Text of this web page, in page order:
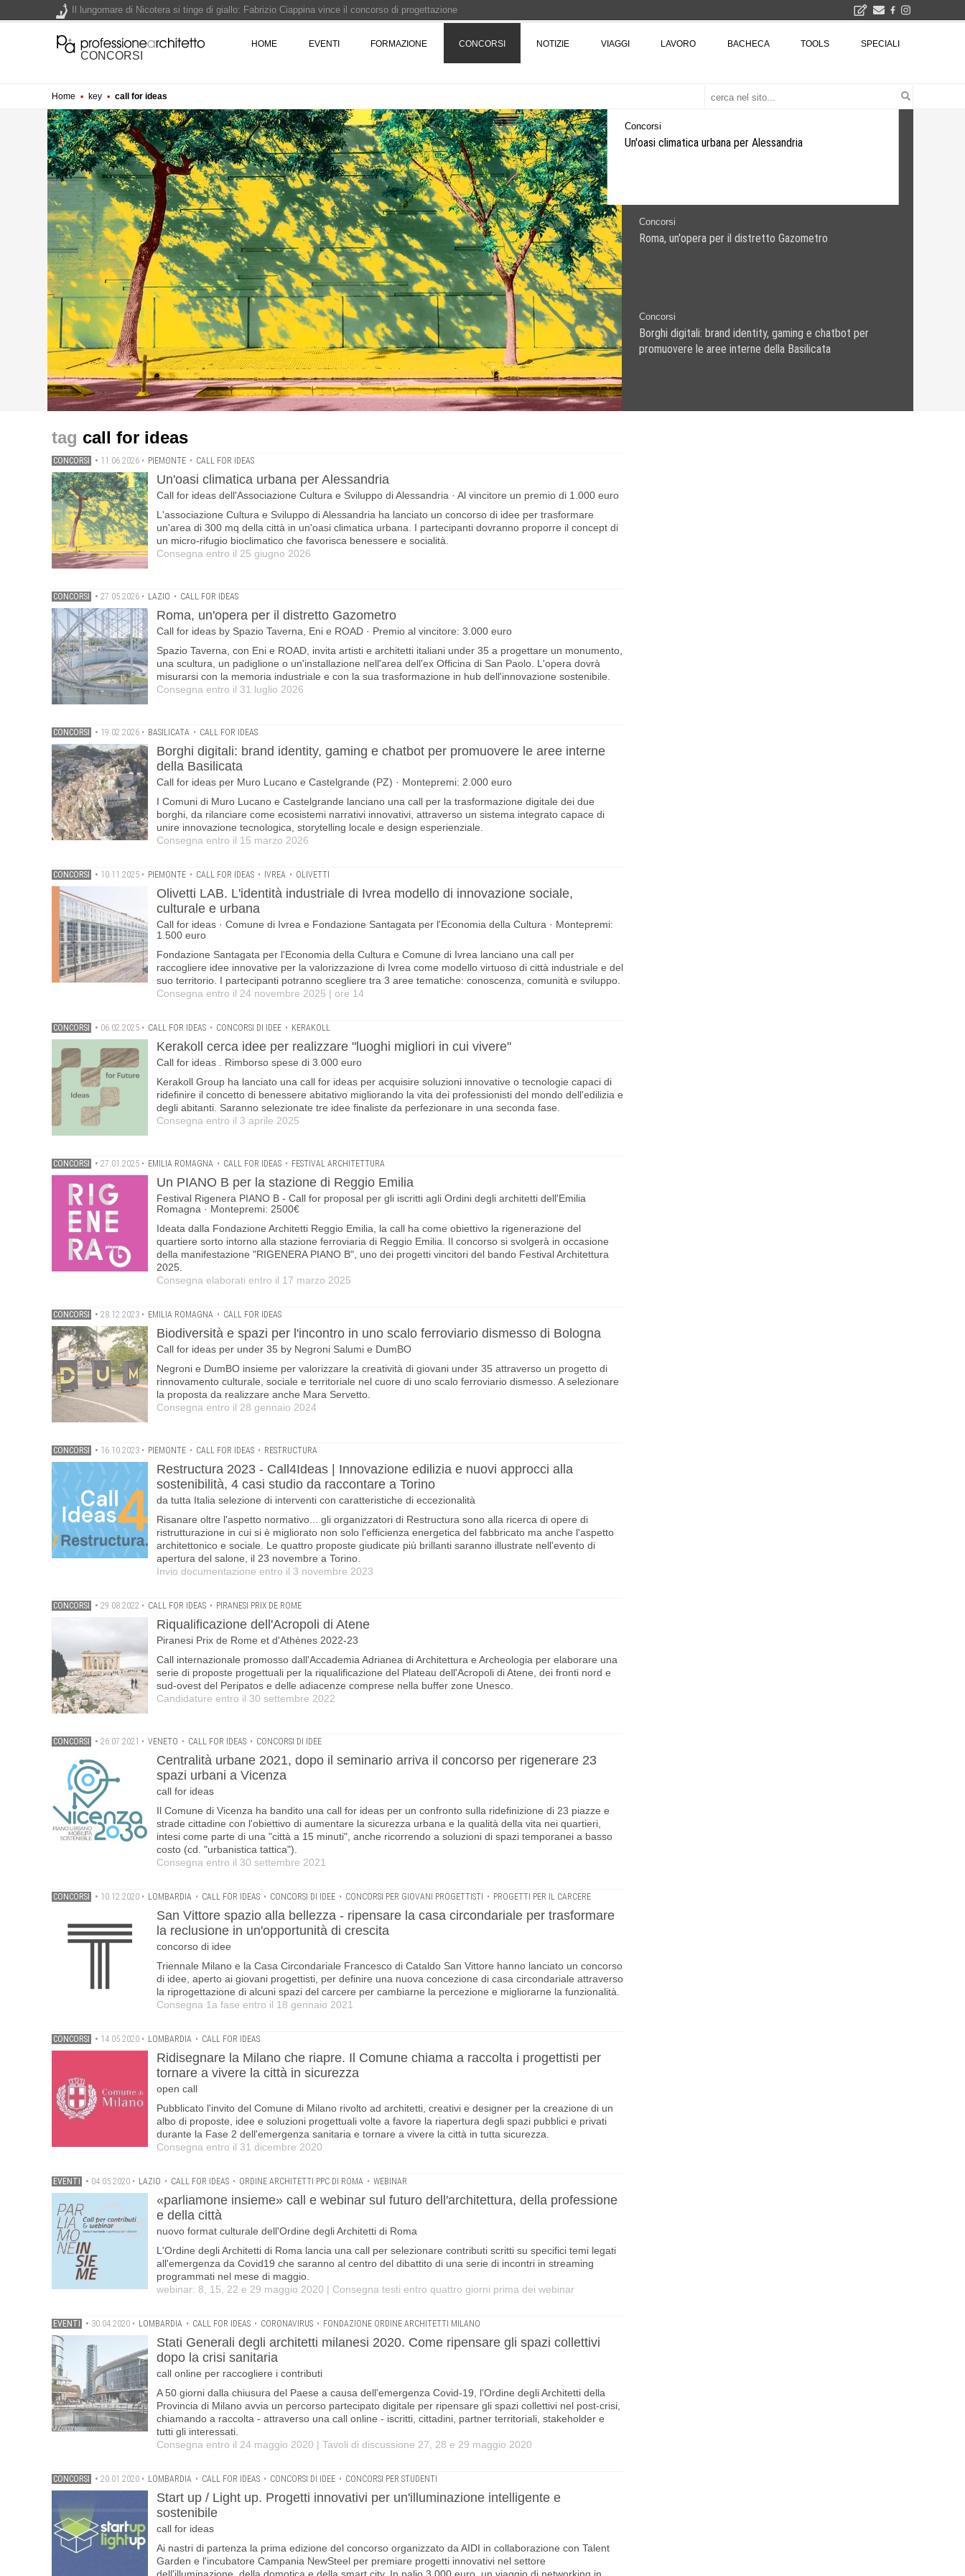
CONCORSI
HOME EVENTI FORMAZIONE CONCORSI NOTIZIE VIAGGI LAVORO BACHECA TOOLS SPECIALI
Home ▪ key ▪ call for ideas
vincitore un premio di 1.000 euro
3.000 euro
Muro Lucano e Castelgrande (PZ) · Montepremi: 2.000 euro
Concorsi
Un'oasi climatica urbana per Alessandria
Concorsi
Roma, un'opera per il distretto Gazometro
Concorsi
Borghi digitali: brand identity, gaming e chatbot per
promuovere le aree interne della Basilicata
call for ideas
CONCORSI • 11.06.2026 • PIEMONTE • CALL FOR IDEAS
Un'oasi climatica urbana per Alessandria
Call for ideas dell'Associazione Cultura e Sviluppo di Alessandria · Al vincitore un premio di 1.000 euro
L'associazione Cultura e Sviluppo di Alessandria ha lanciato un concorso di idee per trasformare
un'area di 300 mq della città in un'oasi climatica urbana. I partecipanti dovranno proporre il concept di
un micro-rifugio bioclimatico che favorisca benessere e socialità.
Consegna entro il 25 giugno 2026
CONCORSI • 27.05.2026 • LAZIO • CALL FOR IDEAS
Roma, un'opera per il distretto Gazometro
Call for ideas by Spazio Taverna, Eni e ROAD · Premio al vincitore: 3.000 euro
Spazio Taverna, con Eni e ROAD, invita artisti e architetti italiani under 35 a progettare un monumento,
una scultura, un padiglione o un'installazione nell'area dell'ex Officina di San Paolo. L'opera dovrà
misurarsi con la memoria industriale e con la sua trasformazione in hub dell'innovazione sostenibile.
Consegna entro il 31 luglio 2026
CONCORSI • 19.02.2026 • BASILICATA • CALL FOR IDEAS
Borghi digitali: brand identity, gaming e chatbot per promuovere le aree interne
della Basilicata
Call for ideas per Muro Lucano e Castelgrande (PZ) · Montepremi: 2.000 euro
I Comuni di Muro Lucano e Castelgrande lanciano una call per la trasformazione digitale dei due
borghi, da rilanciare come ecosistemi narrativi innovativi, attraverso un sistema integrato capace di
unire innovazione tecnologica, storytelling locale e design esperienziale.
Consegna entro il 15 marzo 2026
CONCORSI • 10.11.2025 • PIEMONTE • CALL FOR IDEAS • IVREA • OLIVETTI
Olivetti LAB. L'identità industriale di Ivrea modello di innovazione sociale,
culturale e urbana
Call for ideas · Comune di Ivrea e Fondazione Santagata per l'Economia della Cultura · Montepremi:
1.500 euro
Fondazione Santagata per l'Economia della Cultura e Comune di Ivrea lanciano una call per
raccogliere idee innovative per la valorizzazione di Ivrea come modello virtuoso di città industriale e del
suo territorio. I partecipanti potranno scegliere tra 3 aree tematiche: conoscenza, comunità e sviluppo.
Consegna entro il 24 novembre 2025 | ore 14
CONCORSI • 06.02.2025 • CALL FOR IDEAS • CONCORSI DI IDEE • KERAKOLL
Kerakoll cerca idee per realizzare "luoghi migliori in cui vivere"
Call for ideas . Rimborso spese di 3.000 euro
Kerakoll Group ha lanciato una call for ideas per acquisire soluzioni innovative o tecnologie capaci di
ridefinire il concetto di benessere abitativo migliorando la vita dei professionisti del mondo dell'edilizia e
degli abitanti. Saranno selezionate tre idee finaliste da perfezionare in una seconda fase.
Consegna entro il 3 aprile 2025
CONCORSI • 27.01.2025 • EMILIA ROMAGNA • CALL FOR IDEAS • FESTIVAL ARCHITETTURA
Un PIANO B per la stazione di Reggio Emilia
Festival Rigenera PIANO B - Call for proposal per gli iscritti agli Ordini degli architetti dell'Emilia
Romagna · Montepremi: 2500€
Ideata dalla Fondazione Architetti Reggio Emilia, la call ha come obiettivo la rigenerazione del
quartiere sorto intorno alla stazione ferroviaria di Reggio Emilia. Il concorso si svolgerà in occasione
della manifestazione "RIGENERA PIANO B", uno dei progetti vincitori del bando Festival Architettura
2025.
Consegna elaborati entro il 17 marzo 2025
CONCORSI • 28.12.2023 • EMILIA ROMAGNA • CALL FOR IDEAS
Biodiversità e spazi per l'incontro in uno scalo ferroviario dismesso di Bologna
Call for ideas per under 35 by Negroni Salumi e DumBO
Negroni e DumBO insieme per valorizzare la creatività di giovani under 35 attraverso un progetto di
rinnovamento culturale, sociale e territoriale nel cuore di uno scalo ferroviario dismesso. A selezionare
la proposta da realizzare anche Mara Servetto.
Consegna entro il 28 gennaio 2024
CONCORSI • 16.10.2023 • PIEMONTE • CALL FOR IDEAS • RESTRUCTURA
Restructura 2023 - Call4Ideas | Innovazione edilizia e nuovi approcci alla
sostenibilità, 4 casi studio da raccontare a Torino
da tutta Italia selezione di interventi con caratteristiche di eccezionalità
Risanare oltre l'aspetto normativo... gli organizzatori di Restructura sono alla ricerca di opere di
ristrutturazione in cui si è migliorato non solo l'efficienza energetica del fabbricato ma anche l'aspetto
architettonico e sociale. Le quattro proposte giudicate più brillanti saranno illustrate nell'evento di
apertura del salone, il 23 novembre a Torino.
Invio documentazione entro il 3 novembre 2023
CONCORSI • 29.08.2022 • CALL FOR IDEAS • PIRANESI PRIX DE ROME
Riqualificazione dell'Acropoli di Atene
Piranesi Prix de Rome et d'Athènes 2022-23
Call internazionale promosso dall'Accademia Adrianea di Architettura e Archeologia per elaborare una
serie di proposte progettuali per la riqualificazione del Plateau dell'Acropoli di Atene, dei fronti nord e
sud-ovest del Peripatos e delle adiacenze comprese nella buffer zone Unesco.
Candidature entro il 30 settembre 2022
CONCORSI • 26.07.2021 • VENETO • CALL FOR IDEAS • CONCORSI DI IDEE
Centralità urbane 2021, dopo il seminario arriva il concorso per rigenerare 23
spazi urbani a Vicenza
call for ideas
Il Comune di Vicenza ha bandito una call for ideas per un confronto sulla ridefinizione di 23 piazze e
strade cittadine con l'obiettivo di aumentare la sicurezza urbana e la qualità della vita nei quartieri,
intesi come parte di una "città a 15 minuti", anche ricorrendo a soluzioni di spazi temporanei a basso
costo (cd. "urbanistica tattica").
Consegna entro il 30 settembre 2021
CONCORSI • 10.12.2020 • LOMBARDIA • CALL FOR IDEAS • CONCORSI DI IDEE • CONCORSI PER GIOVANI PROGETTISTI • PROGETTI PER IL CARCERE
San Vittore spazio alla bellezza - ripensare la casa circondariale per trasformare
la reclusione in un'opportunità di crescita
concorso di idee
Triennale Milano e la Casa Circondariale Francesco di Cataldo San Vittore hanno lanciato un concorso
di idee, aperto ai giovani progettisti, per definire una nuova concezione di casa circondariale attraverso
la riprogettazione di alcuni spazi del carcere per cambiarne la percezione e migliorarne la funzionalità.
Consegna 1a fase entro il 18 gennaio 2021
CONCORSI • 14.05.2020 • LOMBARDIA • CALL FOR IDEAS
Ridisegnare la Milano che riapre. Il Comune chiama a raccolta i progettisti per
tornare a vivere la città in sicurezza
open call
Pubblicato l'invito del Comune di Milano rivolto ad architetti, creativi e designer per la creazione di un
albo di proposte, idee e soluzioni progettuali volte a favore la riapertura degli spazi pubblici e privati
durante la Fase 2 dell'emergenza sanitaria e tornare a vivere la città in tutta sicurezza.
Consegna entro il 31 dicembre 2020
EVENTI • 04.05.2020 • LAZIO • CALL FOR IDEAS • ORDINE ARCHITETTI PPC DI ROMA • WEBINAR
«parliamone insieme» call e webinar sul futuro dell'architettura, della professione
e della città
nuovo format culturale dell'Ordine degli Architetti di Roma
L'Ordine degli Architetti di Roma lancia una call per selezionare contributi scritti su specifici temi legati
all'emergenza da Covid19 che saranno al centro del dibattito di una serie di incontri in streaming
programmati nel mese di maggio.
webinar: 8, 15, 22 e 29 maggio 2020 | Consegna testi entro quattro giorni prima dei webinar
EVENTI • 30.04.2020 • LOMBARDIA • CALL FOR IDEAS • CORONAVIRUS • FONDAZIONE ORDINE ARCHITETTI MILANO
Stati Generali degli architetti milanesi 2020. Come ripensare gli spazi collettivi
dopo la crisi sanitaria
call online per raccogliere i contributi
A 50 giorni dalla chiusura del Paese a causa dell'emergenza Covid-19, l'Ordine degli Architetti della
Provincia di Milano avvia un percorso partecipato digitale per ripensare gli spazi collettivi nel post-crisi,
chiamando a raccolta - attraverso una call online - iscritti, cittadini, partner territoriali, stakeholder e
tutti gli interessati.
Consegna entro il 24 maggio 2020 | Tavoli di discussione 27, 28 e 29 maggio 2020
CONCORSI • 20.01.2020 • LOMBARDIA • CALL FOR IDEAS • CONCORSI DI IDEE • CONCORSI PER STUDENTI
Start up / Light up. Progetti innovativi per un'illuminazione intelligente e
sostenibile
call for ideas
Ai nastri di partenza la prima edizione del concorso organizzato da AIDI in collaborazione con Talent
Garden e l'incubatore Campania NewSteel per premiare progetti innovativi nel settore
Il lungomare di Nicotera si tinge di giallo: Fabrizio Ciappina vince il concorso di progettazione
Un nuovo volto per il lungomare di Villammare - Concorso di progettazione a procedura aperta due fasi Montepremi: 18.000 euro
L'obbligo di aggiornamento del Psc non decade se il cantiere è fermo - La pronuncia della Corte di Cassazione